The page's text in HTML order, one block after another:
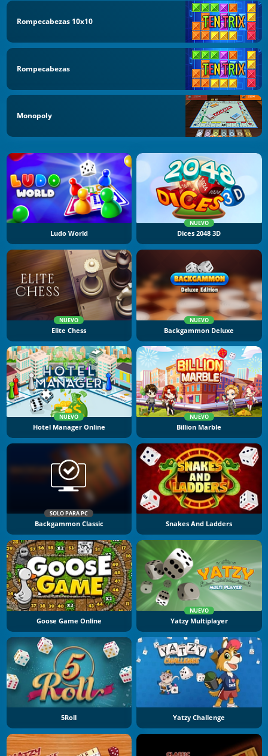
Rompecabezas 10x10
Rompecabezas
Monopoly
Ludo World
NUEVO
Dices 2048 3D
NUEVO
Elite Chess
NUEVO
Backgammon Deluxe
NUEVO
Hotel Manager Online
NUEVO
Billion Marble
SOLO PARA PC
Backgammon Classic Snakes And Ladders
Goose Game Online
NUEVO
Yatzy Multiplayer
5Roll Yatzy Challenge